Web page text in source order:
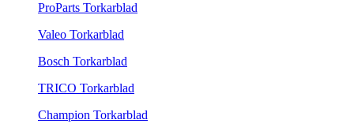
ProParts Torkarblad
Valeo Torkarblad
Bosch Torkarblad
TRICO Torkarblad
Champion Torkarblad